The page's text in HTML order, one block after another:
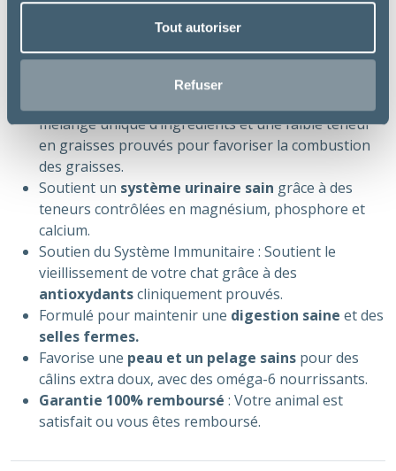
Tout autoriser
Refuser
Chattes gestantes ou allaitantes.
Bienfaits essentiels :
: Aide votre chat stérilisé à
mélange unique d’ingrédients et une faible teneur
en graisses prouvés pour favoriser la combustion
des graisses.
Soutient un système urinaire sain grâce à des
teneurs contrôlées en magnésium, phosphore et
calcium.
Soutien du Système Immunitaire : Soutient le
vieillissement de votre chat grâce à des
antioxydantscliniquement prouvés.
Formulé pour maintenir une digestion saine et des
selles fermes.
Favorise une peau et un pelage sains pour des
câlins extra doux, avec des oméga-6 nourrissants.
Garantie 100% remboursé : Votre animal est
satisfait ou vous êtes remboursé.